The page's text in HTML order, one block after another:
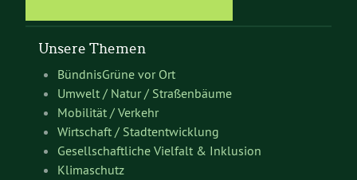
Unsere Themen
BündnisGrüne vor Ort
Umwelt / Natur / Straßenbäume
Mobilität / Verkehr
Wirtschaft / Stadtentwicklung
Gesellschaftliche Vielfalt & Inklusion
Klimaschutz